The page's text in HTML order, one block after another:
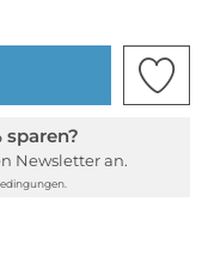
sparen?
Newsletter an.